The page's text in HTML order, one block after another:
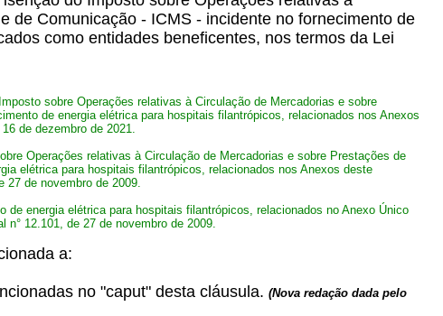
de Comunicação - ICMS - incidente no fornecimento de
como entidades beneficentes, nos termos da Lei
sobre Operações relativas à Circulação de Mercadorias e sobre
de energia elétrica para hospitais filantrópicos, relacionados nos Anexos
de dezembro de 2021.
Operações relativas à Circulação de Mercadorias e sobre Prestações de
elétrica para hospitais filantrópicos, relacionados nos Anexos deste
27 de novembro de 2009.
energia elétrica para hospitais filantrópicos, relacionados no Anexo Único
12.101, de 27 de novembro de 2009.
a:
no "caput" desta cláusula. (Nova redação dada pelo